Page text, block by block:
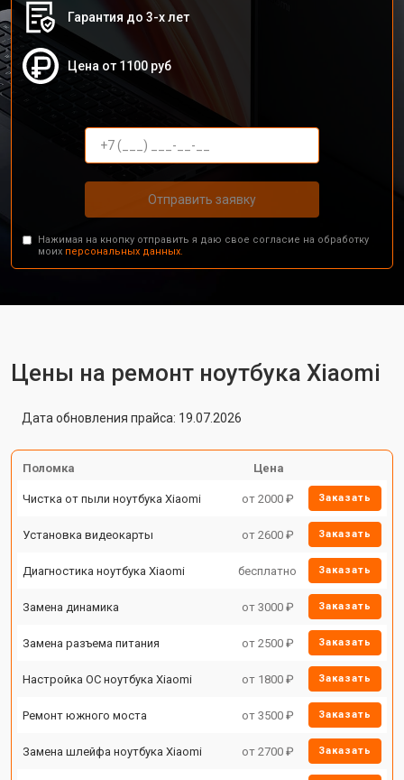
Гарантия до 3-х лет
Цена от 1100 руб
Отправить заявку
Нажимая на кнопку отправить я даю свое согласие на обработку
моих персональных данных.
Цены на ремонт ноутбука Xiaomi
Дата обновления прайса: 19.07.2026
Поломка Цена
Чистка от пыли ноутбука Xiaomi от 2000 ₽ Заказать
Установка видеокарты от 2600 ₽ Заказать
Диагностика ноутбука Xiaomi бесплатно Заказать
Замена динамика от 3000 ₽ Заказать
Замена разъема питания от 2500 ₽ Заказать
Настройка ОС ноутбука Xiaomi от 1800 ₽ Заказать
Ремонт южного моста от 3500 ₽ Заказать
Замена шлейфа ноутбука Xiaomi от 2700 ₽ Заказать